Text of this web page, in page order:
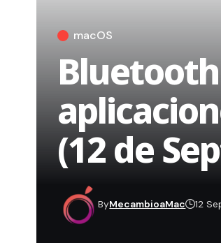
macOS
Bluetooth
(12 de
ByMecambioaMac 12